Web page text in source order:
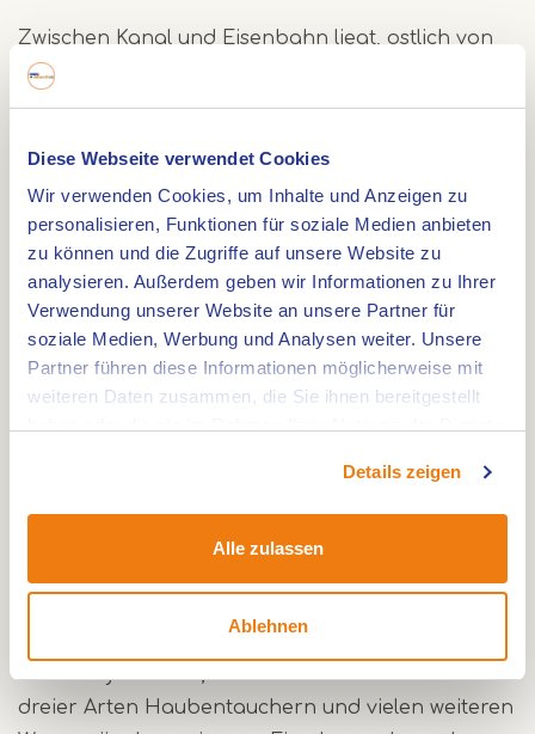
Diese Webseite verwendet Cookies
Wir verwenden Cookies, um Inhalte und Anzeigen zu
personalisieren, Funktionen für soziale Medien anbieten
zu können und die Zugriffe auf unsere Website zu
analysieren. Außerdem geben wir Informationen zu Ihrer
Verwendung unserer Website an unsere Partner für
soziale Medien, Werbung und Analysen weiter. Unsere
Partner führen diese Informationen möglicherweise mit
weiteren Daten zusammen, die Sie ihnen bereitgestellt
Details zeigen
Alle zulassen
Ablehnen
Zwischen Kanal und Eisenbahn liegt, ostlich von
Weert, eine Anzahl Moore: Das Roeventerpeel und
die Einderbeekvennen. Insgesamt ist das Gebiet
Eichenwald und Graslandschaft umgeben. Das
Roeventerpeel besteht aus einem Teich, von
höheren Sandböden umringt. Dort treffen vier
Wasser aufeinander: Die Einderbeek, de
Vlierlossing, die Kraanlossing und der
Stortbermsloot bilden gemeinsam den
Leukerbeek. Schilf, Rohrkolben und die Teichbinse
blühende Pflanzen wie Engelwurz und die Arznei-
Auf der Nordseite wurde neuer Wald angepflanzt.
Schoordijk sitzend, können Sie die Anwesenheit
dreier Arten Haubentauchern und vielen weiteren